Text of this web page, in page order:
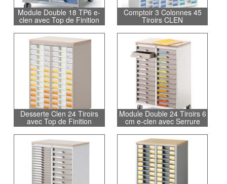
Module Double 18 TP6 e-
clen avec Top de Finition
Comptoir 3 Colonnes 45
Tiroirs CLEN
Desserte Clen 24 Tiroirs
avec Top de Finition
Module Double 24 Tiroirs 6
cm e-clen avec Serrure